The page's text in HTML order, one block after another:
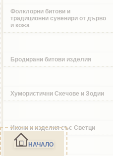
Фолклорни битови и
традиционни сувенири от дърво
и кожа
Бродирани битови изделия
Хумористични Скечове и Зодии
Икони и изделия със Светци
НАЧАЛО